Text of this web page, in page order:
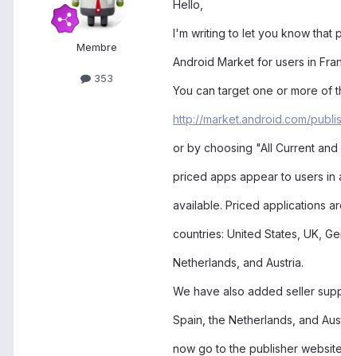
Membre
353
Hello,
I'm writing to let you know that
Android Market for users in
You can target one or more of
http://market.android.com/
or by choosing "All Current
priced apps appear to users in
available. Priced applications
countries: United States, UK,
Netherlands, and Austria.
We have also added seller
Spain, the Netherlands, and
now go to the publisher